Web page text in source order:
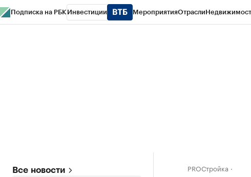
Подписка на РБК Инвестиции МероприятияОтрасли
Все новости PROСтройка